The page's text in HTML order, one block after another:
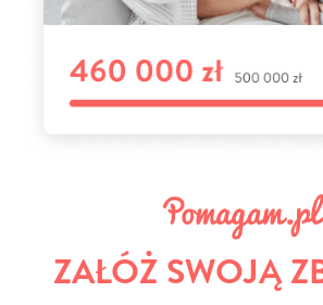
ZAŁÓŻ SWOJĄ